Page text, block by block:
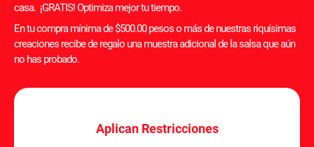
casa. ¡GRATIS! Optimiza mejor tu tiempo.
En tu compra mínima de $500.00 pesos o más de nuestras riquísimas
creaciones recibe de regalo una muestra adicional de la salsa que aún
no has probado.
Aplican Restricciones